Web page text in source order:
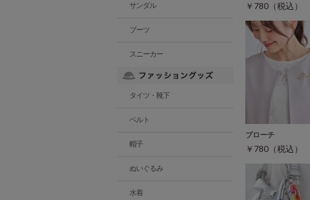
￥780（税込）
ブローチ
￥780（税込）
サンダル
ブーツ
スニーカー
タイツ・靴下
ベルト
帽子
ぬいぐるみ
水着